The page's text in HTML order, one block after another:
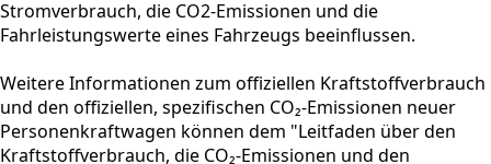
Stromverbrauch, die CO2-Emissionen und die
Fahrleistungswerte eines Fahrzeugs beeinflussen.
Weitere Informationen zum offiziellen Kraftstoffverbrauch
und den offiziellen, spezifischen CO₂-Emissionen neuer
Personenkraftwagen können dem "Leitfaden über den
Kraftstoffverbrauch, die CO₂-Emissionen und den